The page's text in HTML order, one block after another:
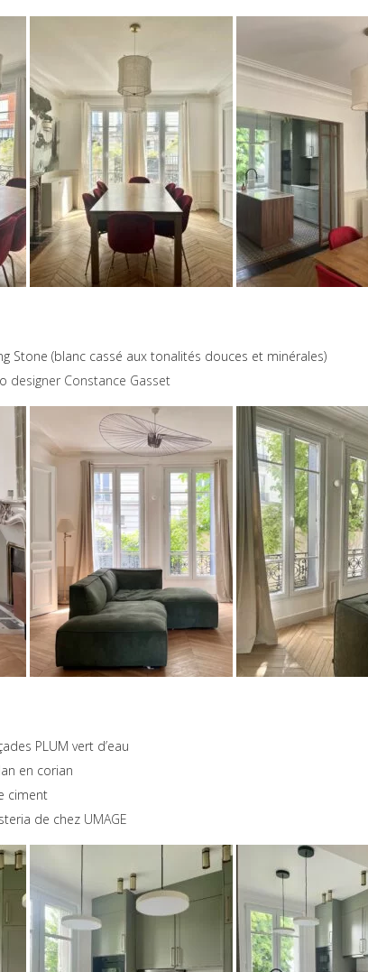
Stone (blanc cassé aux tonalités douces et minérales)
designer Constance Gasset
PLUM vert d’eau
en corian
ciment
de chez UMAGE